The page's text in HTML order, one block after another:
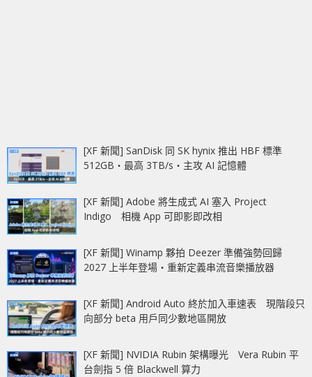
[XF 新聞] SanDisk 同 SK hynix 推出 HBF 標準
512GB‧最高 3TB/s‧主攻 AI 記憶體
[XF 新聞] Adobe 將生成式 AI 塞入 Project
Indigo 相機 App 可即影即改相
[XF 新聞] Winamp 夥拍 Deezer 準備強勢回歸
2027 上半年登場‧重新定義串流音樂播放器
[XF 新聞] Android Auto 終於加入車速表 現階段只
向部分 beta 用戶同少數地區開放
[XF 新聞] NVIDIA Rubin 架構曝光 Vera Rubin 平
台劍指 5 倍 Blackwell 算力